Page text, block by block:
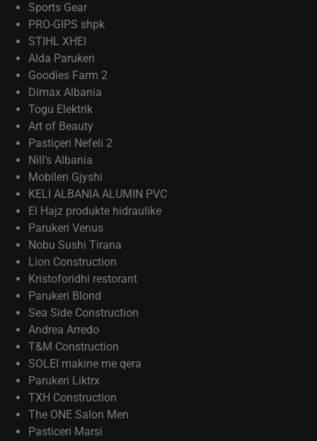
Sports Gear
PRO-GIPS shpk
STIHL XHEI
Alda Parukeri
Goodies Farm 2
Dimax Albania
Togu Elektrik
Art of Beauty
Pastiçeri Nefeli 2
Nill’s Albania
Mobileri Gjyshi
KELI ALBANIA ALUMIN PVC
El Hajz produkte hidraulike
Parukeri Venus
Nobu Sushi Tirana
Lion Construction
Kristoforidhi restorant
Parukeri Blond
Sea Side Construction
Andrea Arredo
T&M Construction
SOLEI makine me qera
Parukeri Liktrx
TXH Construction
The ONE Salon Men
Pasticeri Marsi